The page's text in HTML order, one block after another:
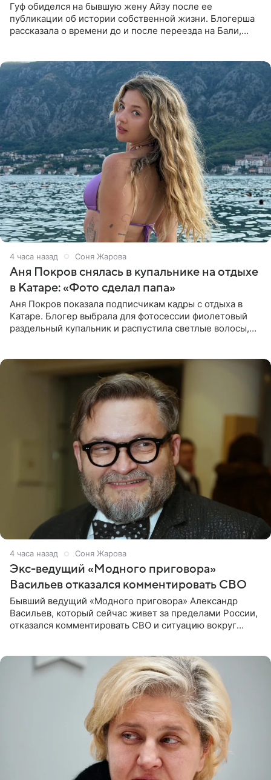
Гуф обиделся на бывшую жену Айзу после ее
публикации об истории собственной жизни. Блогерша
рассказала о времени до и после переезда на Бали,
4 часа назад Соня Жарова
Аня Покров снялась в купальнике на отдыхе
в Катаре: «Фото сделал папа»
Аня Покров показала подписчикам кадры с отдыха в
Катаре. Блогер выбрала для фотосессии фиолетовый
раздельный купальник и распустила светлые волосы,
4 часа назад Соня Жарова
Экс-ведущий «Модного приговора»
Васильев отказался комментировать СВО
Бывший ведущий «Модного приговора» Александр
Васильев, который сейчас живет за пределами России,
отказался комментировать СВО и ситуацию вокруг